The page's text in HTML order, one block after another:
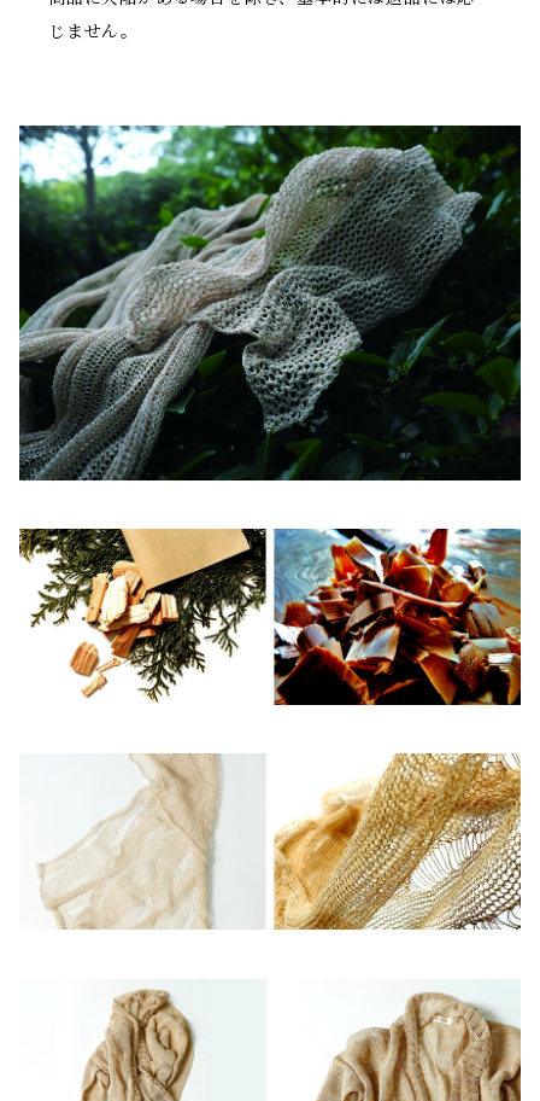
じません。